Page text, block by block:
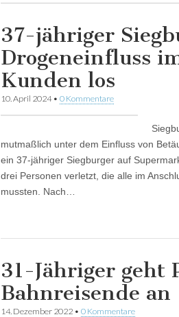
37-jähriger
Drogeneinfluss
Kunden los
10. April 2024• 0 Kommentare
mutmaßlich unter dem Einfluss von
ein 37-jähriger Siegburger auf
drei Personen verletzt, die alle im
mussten. Nach…
31-Jähriger geht
Bahnreisende an
14. Dezember 2022 • 0 Kommentare